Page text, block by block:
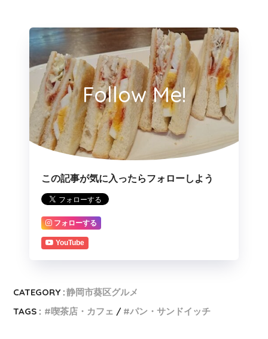
Follow Me!
この記事が気に入ったらフォローしよう
フォローする
YouTube
CATEGORY :静岡市葵区グルメ
TAGS :
喫茶店・カフェ パン・サンドイッチ